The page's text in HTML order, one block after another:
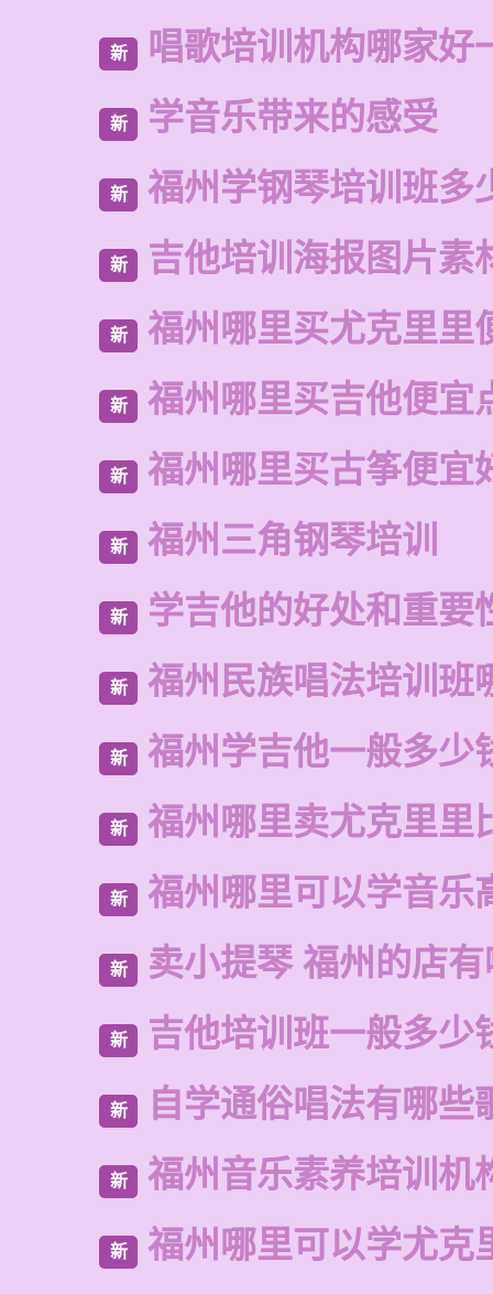
新 唱歌培训机构哪家好
新 学音乐带来的感受
新 福州学钢琴培训班多
新 吉他培训海报图片素
新 福州哪里买尤克里里
新 福州哪里买吉他便宜
新 福州哪里买古筝便宜
新 福州三角钢琴培训
新 学吉他的好处和重要
新 福州民族唱法培训班
新 福州学吉他一般多少
新 福州哪里卖尤克里里
新 福州哪里可以学音乐
新 卖小提琴 福州的店
新 吉他培训班一般多少
新 自学通俗唱法有哪些
新 福州音乐素养培训机
新 福州哪里可以学尤克